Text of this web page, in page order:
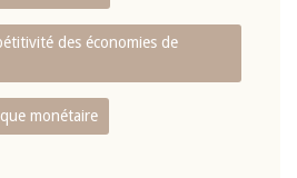
des économies de
monétaire